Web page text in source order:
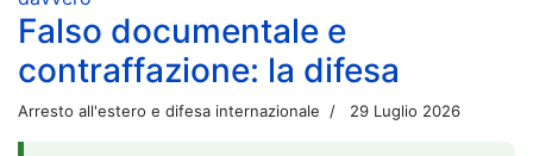
Falso documentale e
contraffazione: la difesa
Arresto all'estero e difesa internazionale 29 Luglio 2026